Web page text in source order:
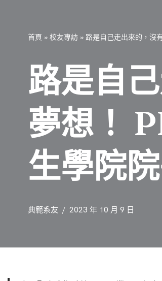
首頁 » 校友專訪 » 路是自己走出來的，沒
路是自
夢想！
生學院
典範系友 2023 年 10 月 9 日